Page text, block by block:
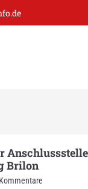
Brilon